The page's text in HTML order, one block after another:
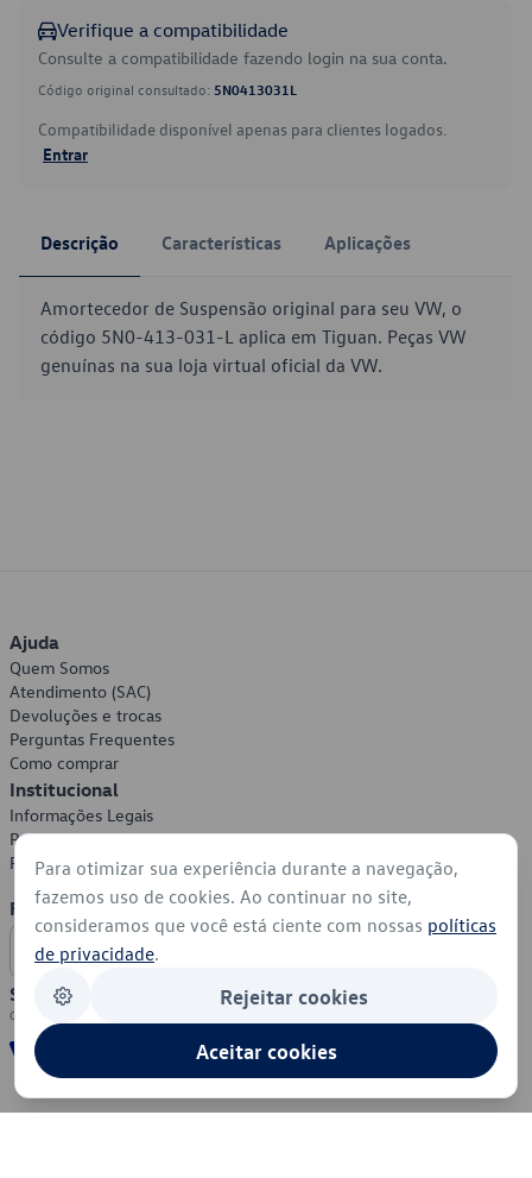
Verifique a compatibilidade
Consulte a compatibilidade fazendo login na sua conta.
Código original consultado: 5N0413031L
Compatibilidade disponível apenas para clientes logados.
Entrar
Descrição Características Aplicações
Amortecedor de Suspensão original para seu VW, o
código 5N0-413-031-L aplica em Tiguan. Peças VW
genuínas na sua loja virtual oficial da VW.
Ajuda
Quem Somos
Atendimento (SAC)
Devoluções e trocas
Perguntas Frequentes
Como comprar
Institucional
Informações Legais
Política de Privacidade
Política de Cookies
Formas de Pagamento
Segurança
Para otimizar sua experiência durante a navegação,
fazemos uso de cookies. Ao continuar no site,
consideramos que você está ciente com nossas políticas
de privacidade.
Rejeitar cookies
Aceitar cookies